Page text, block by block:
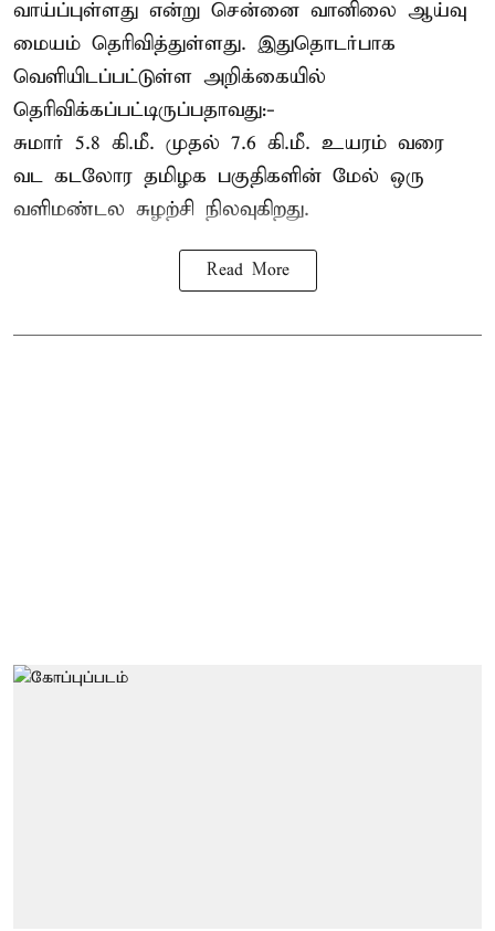
வாய்ப்புள்ளது என்று சென்னை வானிலை ஆய்வு
மையம் தெரிவித்துள்ளது. இதுதொடர்பாக
வெளியிடப்பட்டுள்ள அறிக்கையில்
தெரிவிக்கப்பட்டிருப்பதாவது:-
சுமார் 5.8 கி.மீ. முதல் 7.6 கி.மீ. உயரம் வரை
வட கடலோர தமிழக பகுதிகளின் மேல் ஒரு
வளிமண்டல சுழற்சி நிலவுகிறது.
Read More